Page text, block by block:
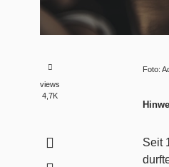
4,7K
views
Foto:
Seit